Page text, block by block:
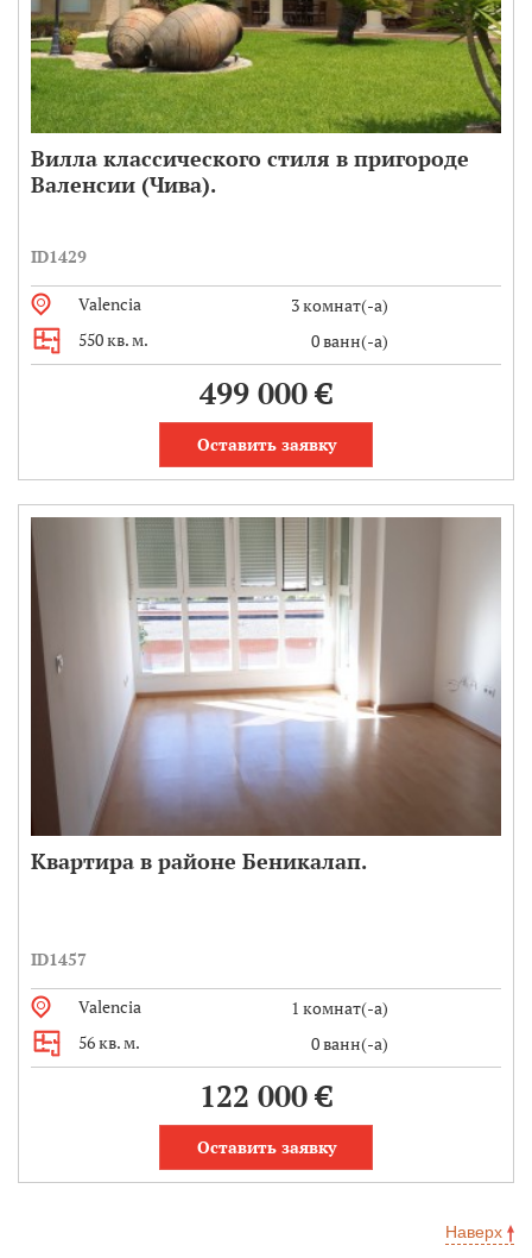
Вилла классического стиля в пригороде
Валенсии (Чива).
ID1429
Valencia
3 комнат(-а)
550 кв. м.
0 ванн(-а)
499 000 €
Оставить заявку
Квартира в районе Беникалап.
ID1457
Valencia
1 комнат(-а)
56 кв. м.
0 ванн(-а)
122 000 €
Оставить заявку
Наверх